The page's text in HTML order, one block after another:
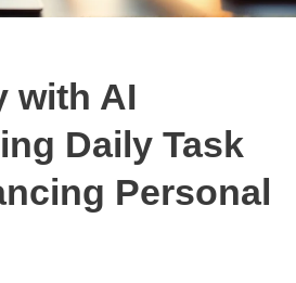
with AI
Daily Task
Personal